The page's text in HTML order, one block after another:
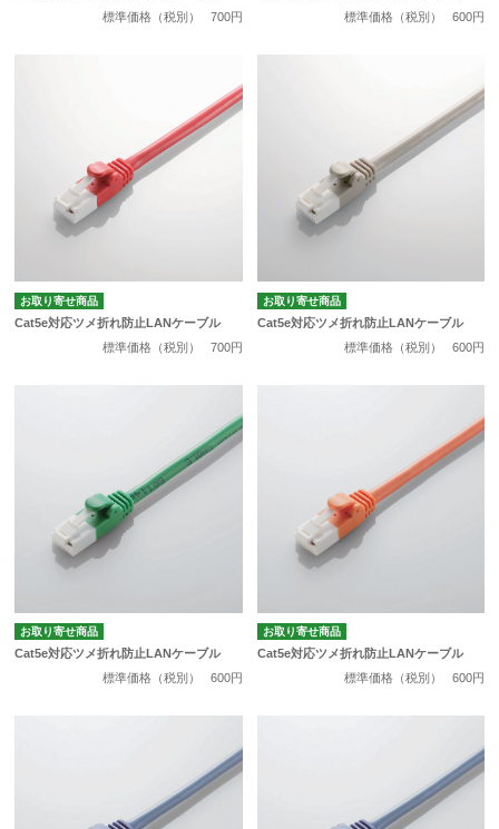
標準価格（税別）
700円
標準価格（税別）
600円
お取り寄せ商品
Cat5e対応ツメ折れ防止LANケーブル
標準価格（税別）
700円
お取り寄せ商品
Cat5e対応ツメ折れ防止LANケーブル
標準価格（税別）
600円
お取り寄せ商品
Cat5e対応ツメ折れ防止LANケーブル
標準価格（税別）
600円
お取り寄せ商品
Cat5e対応ツメ折れ防止LANケーブル
標準価格（税別）
600円